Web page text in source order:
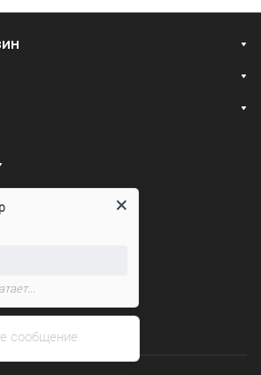
Чаадаева д.10к
сообщение